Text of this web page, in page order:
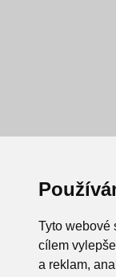
Tyto webové
cílem
a reklam,